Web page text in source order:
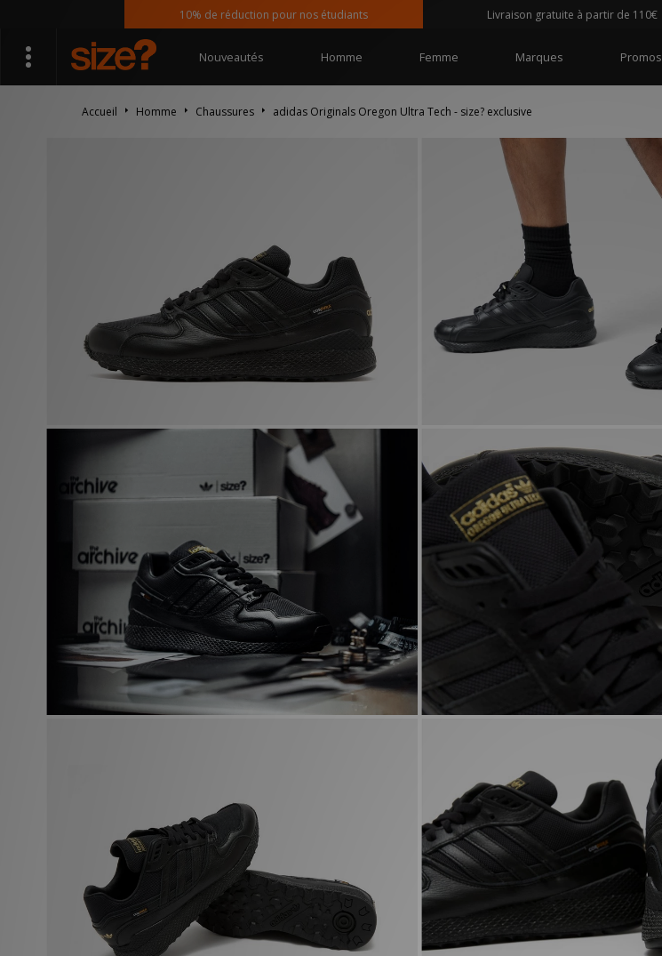
10% de réduction pour nos étudiants Livraison gratuite à partir de 110€
Nouveautés Homme Femme Marques Promos
Accueil Homme Chaussures adidas Originals Oregon Ultra Tech - size? exclusive